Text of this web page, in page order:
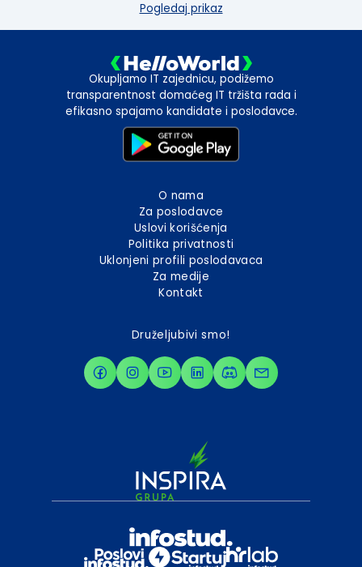
Pogledaj prikaz
Okupljamo IT zajednicu, podižemo
transparentnost domaćeg IT tržišta rada i
efikasno spajamo kandidate i poslodavce.
O nama
Za poslodavce
Uslovi korišćenja
Politika privatnosti
Uklonjeni profili poslodavaca
Za medije
Kontakt
Druželjubivi smo!